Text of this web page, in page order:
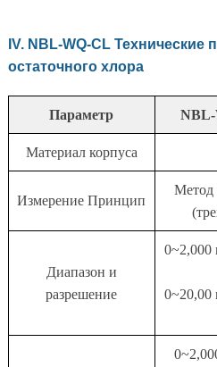
IV. NBL-WQ-CL Технические
остаточного хлора
Параметр NBL-
Материал корпуса
Измерение Принцип
Метод
Диапазон и
разрешение